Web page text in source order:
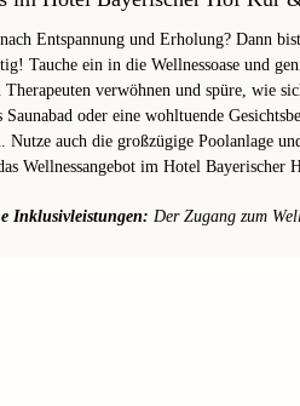
Entspannung und Erholung? Dann
Tauche ein in die Wellnessoase und
Therapeuten verwöhnen und spüre, wie
Saunabad oder eine wohltuende
Nutze auch die großzügige Poolanlage
Wellnessangebot im Hotel
Inklusivleistungen: Der Zugang zum